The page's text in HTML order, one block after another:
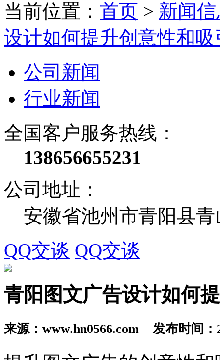
当前位置： 首页 > 新闻
设计如何提升创意性和吸
公司新闻
行业新闻
全国客户服务热线：
138656655231
公司地址：
安徽省池州市青阳县
QQ交谈 QQ交谈
青阳图文广告设计如何
来源：www.hn0566.com 发布时间：